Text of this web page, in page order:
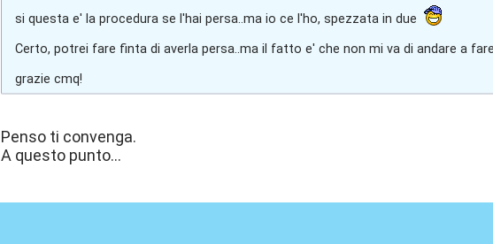
si questa e' la procedura se l'hai persa..ma io ce l'ho, spezzata in due
Certo, potrei fare finta di averla persa..ma il fatto e' che non mi va di andare a
grazie cmq!
Penso ti convenga.
A questo punto...